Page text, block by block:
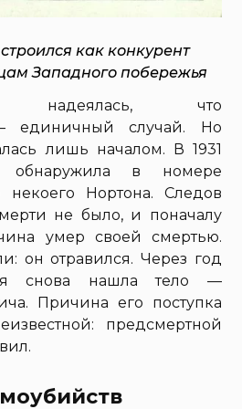
как конкурент
Западного побережья
надеялась, что
единичный случай. Но
лишь началом. В 1931
обнаружила в номере
некоего Нортона. Следов
не было, и поначалу
умер своей смертью.
он отравился. Через год
снова нашла тело —
Причина его поступка
предсмертной